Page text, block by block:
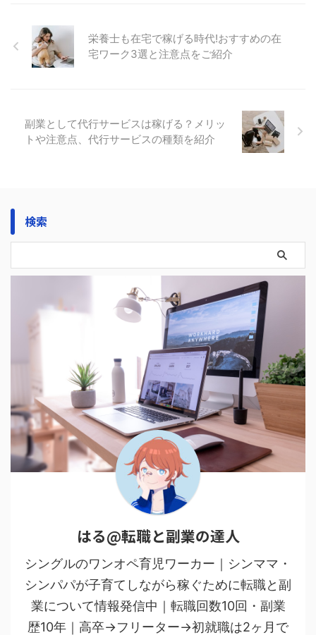
栄養士も在宅で稼げる時代!おすすめの在
宅ワーク3選と注意点をご紹介
副業として代行サービスは稼げる？メリッ
トや注意点、代行サービスの種類を紹介
検索
はる@転職と副業の達人
シングルのワンオペ育児ワーカー｜シンママ・
シンパパが子育てしながら稼ぐために転職と副
業について情報発信中｜転職回数10回・副業
歴10年｜高卒→フリーター→初就職は2ヶ月で